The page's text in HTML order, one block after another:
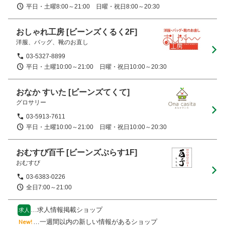
平日・土曜8:00～21:00　日曜・祝日8:00～20:30
おしゃれ工房 [ビーンズくるく2F]
洋服、バッグ、靴のお直し
03-5327-8899
平日・土曜10:00～21:00　日曜・祝日10:00～20:30
おなか すいた [ビーンズてくて]
グロサリー
03-5913-7611
平日・土曜10:00～21:00　日曜・祝日10:00～20:30
おむすび百千 [ビーンズぷらす1F]
おむすび
03-6383-0226
全日7:00～21:00
求人 …求人情報掲載ショップ
New! …一週間以内の新しい情報があるショップ